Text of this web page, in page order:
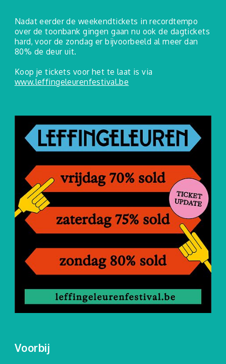
Nadat eerder de weekendtickets in recordtempo
over de toonbank gingen gaan nu ook de dagtickets
hard, voor de zondag er bijvoorbeeld al meer dan
80% de deur uit.
Koop je tickets voor het te laat is via
www.leffingeleurenfestival.be
Voorbij
Privacy Policy
LEADER-project LL 50+